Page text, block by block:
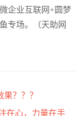
企业互联网 +圆梦
专场。（天助网
？？？
在心，力量在手